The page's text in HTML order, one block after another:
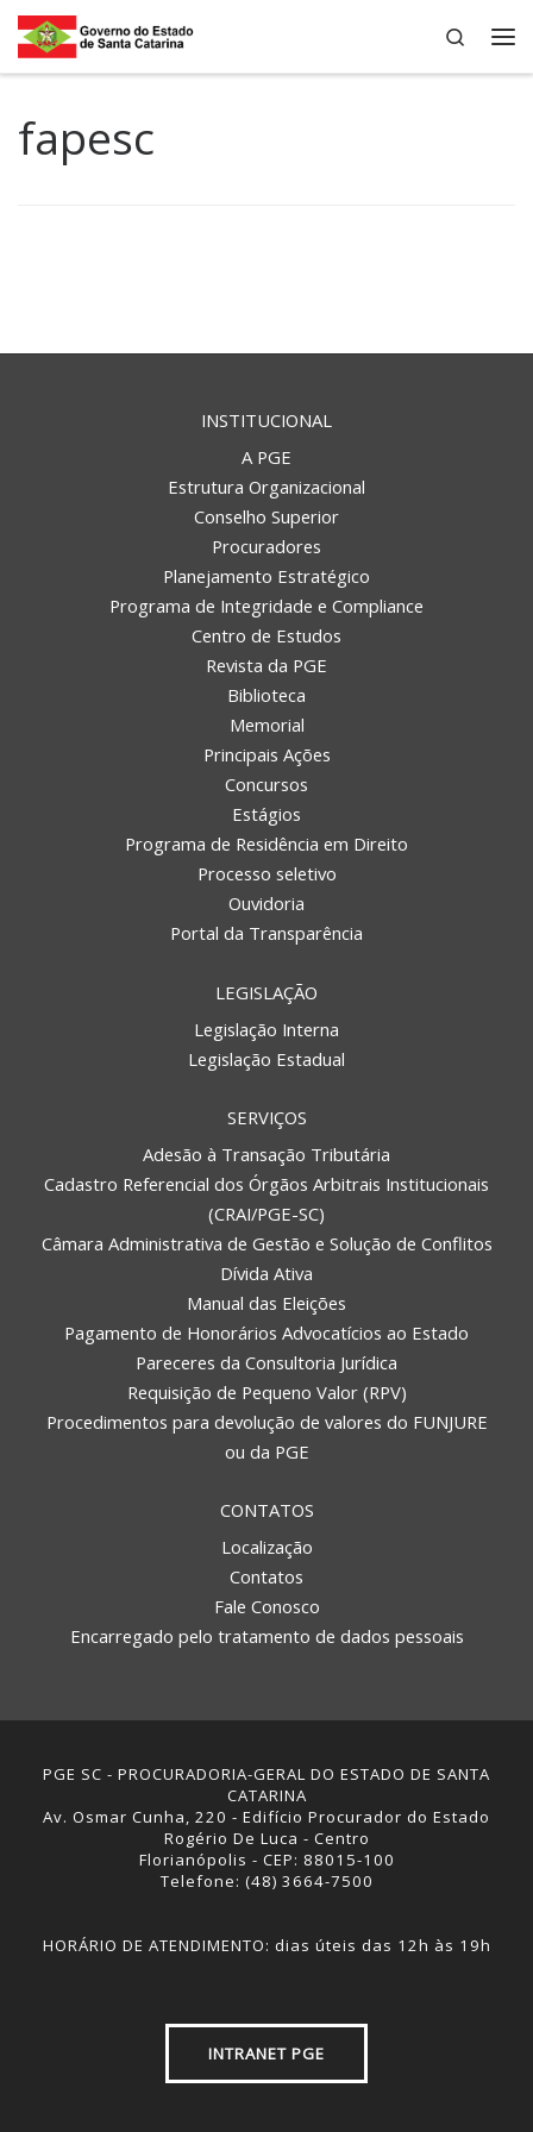
Skip to content
Search
fapesc
INSTITUCIONAL
A PGE
Estrutura Organizacional
Conselho Superior
Procuradores
Planejamento Estratégico
Programa de Integridade e Compliance
Centro de Estudos
Revista da PGE
Biblioteca
Memorial
Principais Ações
Concursos
Estágios
Programa de Residência em Direito
Processo seletivo
Ouvidoria
Portal da Transparência
LEGISLAÇÃO
Legislação Interna
Legislação Estadual
SERVIÇOS
Adesão à Transação Tributária
Cadastro Referencial dos Órgãos Arbitrais Institucionais
(CRAI/PGE-SC)
Câmara Administrativa de Gestão e Solução de Conflitos
Dívida Ativa
Manual das Eleições
Pagamento de Honorários Advocatícios ao Estado
Pareceres da Consultoria Jurídica
Requisição de Pequeno Valor (RPV)
Procedimentos para devolução de valores do FUNJURE
ou da PGE
CONTATOS
Localização
Contatos
Fale Conosco
Encarregado pelo tratamento de dados pessoais
PGE SC - PROCURADORIA-GERAL DO ESTADO DE SANTA
CATARINA
Av. Osmar Cunha, 220 - Edifício Procurador do Estado
Rogério De Luca - Centro
Florianópolis - CEP: 88015-100
Telefone: (48) 3664-7500
HORÁRIO DE ATENDIMENTO: dias úteis das 12h às 19h
INTRANET PGE